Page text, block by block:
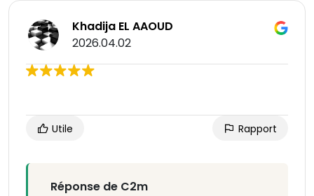
Khadija EL AAOUD
2026.04.02
Utile Rapport
Réponse de C2m